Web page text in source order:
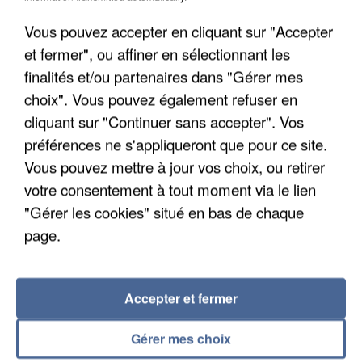
APRÈS TOUTES CES CANICULES, LES REFUGES
DE FAUNE SAUVAGE SONT...
Vous pouvez accepter en cliquant sur "Accepter
et fermer", ou affiner en sélectionnant les
finalités et/ou partenaires dans "Gérer mes
choix". Vous pouvez également refuser en
cliquant sur "Continuer sans accepter". Vos
préférences ne s'appliqueront que pour ce site.
Vous pouvez mettre à jour vos choix, ou retirer
votre consentement à tout moment via le lien
"Gérer les cookies" situé en bas de chaque
page.
Gérer mes choix
Accepter et fermer